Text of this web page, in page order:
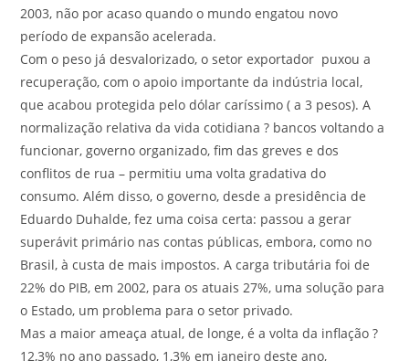
2003, não por acaso quando o mundo engatou novo
período de expansão acelerada.
Com o peso já desvalorizado, o setor exportador puxou a
recuperação, com o apoio importante da indústria local,
que acabou protegida pelo dólar caríssimo ( a 3 pesos). A
normalização relativa da vida cotidiana ? bancos voltando a
funcionar, governo organizado, fim das greves e dos
conflitos de rua – permitiu uma volta gradativa do
consumo. Além disso, o governo, desde a presidência de
Eduardo Duhalde, fez uma coisa certa: passou a gerar
superávit primário nas contas públicas, embora, como no
Brasil, à custa de mais impostos. A carga tributária foi de
22% do PIB, em 2002, para os atuais 27%, uma solução para
o Estado, um problema para o setor privado.
Mas a maior ameaça atual, de longe, é a volta da inflação ?
12,3% no ano passado, 1,3% em janeiro deste ano,